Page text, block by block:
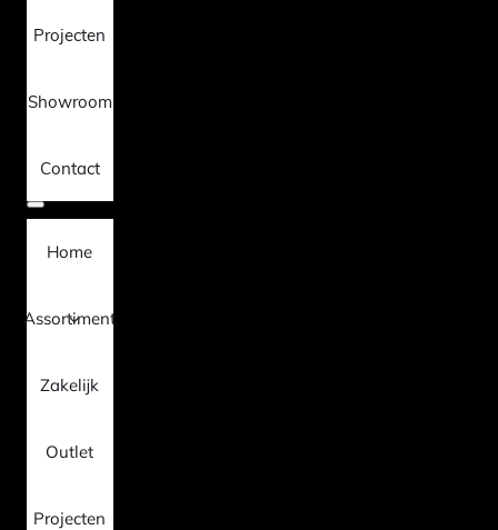
Projecten
Showroom
Contact
Home
Assortiment
Zakelijk
Outlet
Projecten